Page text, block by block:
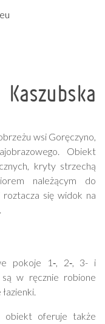
wsi Goręczyno,
Obiekt
kryty strzechą
należącym do
się widok na
pokoje 1‑, 2‑, 3- i
są w ręcznie robione
obiekt oferuje także